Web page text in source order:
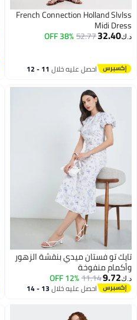
French Connection Holland Slvlss
Midi Dress
د.ك‏32.40
52.77
38% OFF
احصل عليه خلال 11 - 12
تايك تو فستان ميدي بنقشة الزهور
وأكمام منفوخة
د.ك‏9.72
11.14
12% OFF
احصل عليه خلال 13 - 14